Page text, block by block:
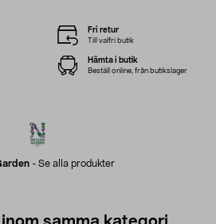
- Se alla produkter
Fri retur
Till valfri butik
Hämta i butik
Beställ online, från butikslager